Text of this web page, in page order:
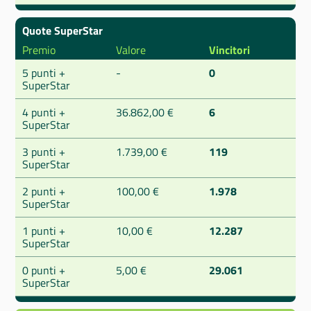
Quote SuperStar
Premio
Valore
Vincitori
5 punti +
SuperStar
- 0
4 punti +
SuperStar
36.862,00 € 6
3 punti +
SuperStar
1.739,00 € 119
2 punti +
SuperStar
100,00 € 1.978
1 punti +
SuperStar
10,00 € 12.287
0 punti +
SuperStar
5,00 € 29.061